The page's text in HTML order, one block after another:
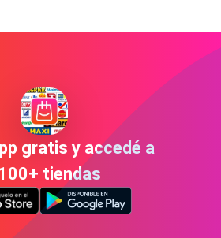
gratis y accedé a
tiendas